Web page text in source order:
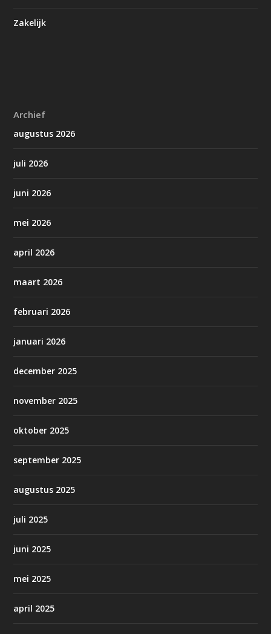
Zakelijk
Archief
augustus 2026
juli 2026
juni 2026
mei 2026
april 2026
maart 2026
februari 2026
januari 2026
december 2025
november 2025
oktober 2025
september 2025
augustus 2025
juli 2025
juni 2025
mei 2025
april 2025